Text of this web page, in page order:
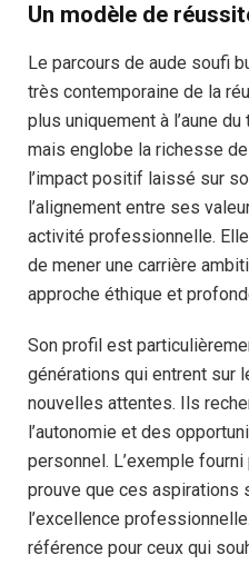
Un modèle de
Le parcours de aude soufi
très contemporaine de la
plus uniquement à l’aune
mais englobe la richesse
l’impact positif laissé sur
l’alignement entre ses
activité professionnelle.
de mener une carrière
approche éthique et
Son profil est
générations qui entrent sur
nouvelles attentes. Ils
l’autonomie et des
personnel. L’exemple
prouve que ces aspirations
l’excellence
référence pour ceux qui